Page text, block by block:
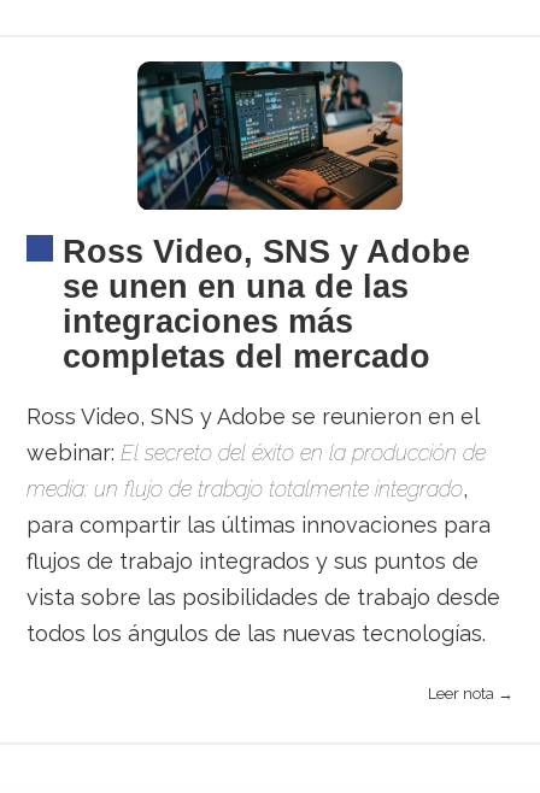
Ross Video, SNS y Adobe
se unen en una de las
integraciones más
completas del mercado
Ross Video, SNS y Adobe se reunieron en el
webinar: El secreto del éxito en la producción de
media: un flujo de trabajo totalmente integrado,
para compartir las últimas innovaciones para
flujos de trabajo integrados y sus puntos de
vista sobre las posibilidades de trabajo desde
todos los ángulos de las nuevas tecnologías.
Leer nota →